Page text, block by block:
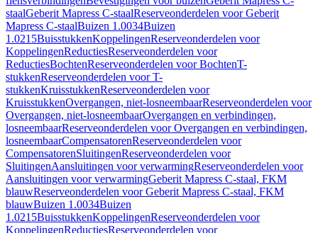
staalGeberit Mapress C-staalReserveonderdelen voor Geberit
Mapress C-staalBuizen 1.0034Buizen
1.0215BuisstukkenKoppelingenReserveonderdelen voor
KoppelingenReductiesReserveonderdelen voor
ReductiesBochtenReserveonderdelen voor BochtenT-
stukkenReserveonderdelen voor T-
stukkenKruisstukkenReserveonderdelen voor
KruisstukkenOvergangen, niet-losneembaarReserveonderdelen voor
Overgangen, niet-losneembaarOvergangen en verbindingen,
losneembaarReserveonderdelen voor Overgangen en verbindingen,
losneembaarCompensatorenReserveonderdelen voor
CompensatorenSluitingenReserveonderdelen voor
SluitingenAansluitingen voor verwarmingReserveonderdelen voor
Aansluitingen voor verwarmingGeberit Mapress C-staal, FKM
blauwReserveonderdelen voor Geberit Mapress C-staal, FKM
blauwBuizen 1.0034Buizen
1.0215BuisstukkenKoppelingenReserveonderdelen voor
KoppelingenReductiesReserveonderdelen voor